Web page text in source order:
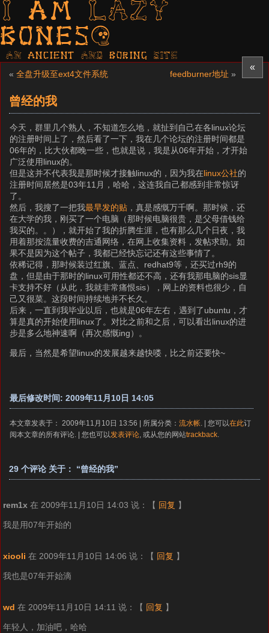
I am LAZY
bones?
AN ancient AND boring SITE
«
« 全盘升级至ext4文件系统 feedburner地址 »
曾经的我
今天，群里几个熟人，不知道怎么地，就扯到自己在各linux论坛
的注册时间上了，然后看了一下，我在几个论坛的注册时间都是
06年的，比大伙都晚一些，也就是说，我是从06年开始，才开始
广泛使用linux的。
但是这并不代表我是那时候才接触linux的，因为我在linux公社的
注册时间居然是03年11月，哈哈，这连我自己都感到非常惊讶
了。
然后，我搜了一把我最早发的贴 ，真是感慨万千啊。那时候，还
在大学的我，刚买了一个电脑（那时候电脑很贵，是父母借钱给
我买的。。），就开始了我的折腾生涯，也有那么几个日夜，我
用着那按流量收费的吉通网络，在网上收集资料，发帖求助。如
果不是因为这个帖子，我都已经快忘记还有这些事情了。
依稀记得，那时候装过红旗、蓝点、redhat9等，还买过rh9的
盘，但是由于那时的linux可用性都还不高，还有我那电脑的sis显
卡支持不好（从此，我就非常痛恨sis），网上的资料也很少，自
己又很菜。这段时间持续地并不长久。
后来，一直到我毕业以后，也就是06年左右，遇到了ubuntu，才
算是真的开始使用linux了。对比之前和之后，可以看出linux的进
步是多么地神速啊（再次感慨ing）。
最后，当然是希望linux的发展越来越快喽，比之前还要快~
最后修改时间: 2009年11月10日 14:05
本文章发表于： 2009年11月10日 13:56 | 所属分类：流水帐 . | 您可以在此订
阅本文章的所有评论. | 您也可以 发表评论 , 或从您的网站trackback
29 个评论 关于： “曾经的我”
rem1x 在 2009年11月10日 14:03 说： 【 回复 】
我是用07年开始的
xiooli 在 2009年11月10日 14:06 说： 【 回复 】
我也是07年开始滴
wd 在 2009年11月10日 14:11 说： 【 回复 】
年轻人，加油吧，哈哈